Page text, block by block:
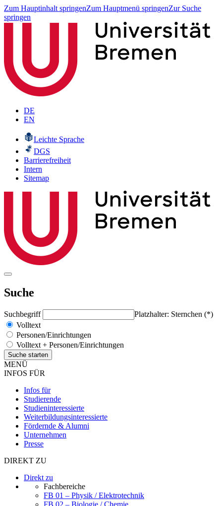
Zum Hauptinhalt springenZum Hauptmenü springenZur Suche
springen
DE
EN
Leichte Sprache
DGS
Barrierefreiheit
Intern
Sitemap
Suche
Suchbegriff
Platzhalter: Sternchen (*)
Volltext
Personen/Einrichtungen
Volltext + Personen/Einrichtungen
MENÜ
INFOS FÜR
Infos für
Studierende
Studieninteressierte
Weiterbildungsinteressierte
Fördernde & Alumni
Unternehmen
Presse
DIREKT ZU
Direkt zu
Fachbereiche
FB 01 – Physik / Elektrotechnik
FB 02 – Biologie / Chemie